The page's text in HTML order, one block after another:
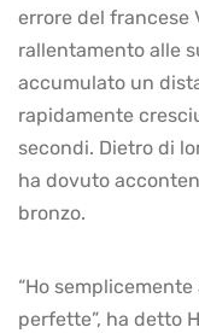
errore del francese
rallentamento alle
accumulato un
rapidamente
secondi. Dietro di
ha dovuto
bronzo.
“Ho
perfette”, ha detto